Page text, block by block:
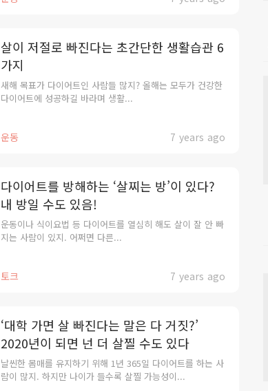
운동 7 years ago
살이 저절로 빠진다는 초간단한 생활습관 6
가지
새해 목표가 다이어트인 사람들 많지? 올해는 모두가 건강한
다이어트에 성공하길 바라며 생활...
토크 7 years ago
다이어트를 방해하는 ‘살찌는 방’이 있다?
내 방일 수도 있음!
운동이나 식이요법 등 다이어트를 열심히 해도 살이 잘 안 빠
지는 사람이 있지. 어쩌면 다른...
‘대학 가면 살 빠진다는 말은 다 거짓?’
2020년이 되면 넌 더 살찔 수도 있다
날씬한 몸매를 유지하기 위해 1년 365일 다이어트를 하는 사
람이 많지. 하지만 나이가 들수록 살찔 가능성이...